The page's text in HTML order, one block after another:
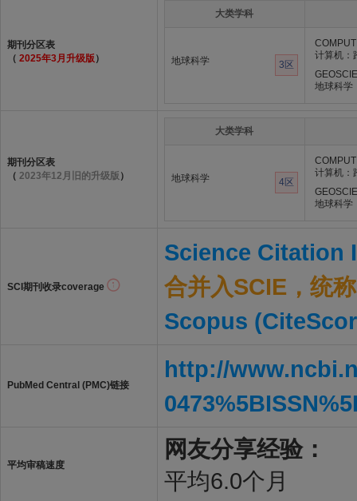
期刊分区表
（ 2025年3月升级版 ）
大类学科
地球科学 3区
计算机：
地球科学
期刊分区表
（ 2023年12月旧的升级版 ）
大类学科
地球科学 4区
计算机：
地球科学
SCI期刊收录coverage
Science Citation
合并入SCIE，统
Scopus
PubMed Central (PMC)链接
http://
平均审稿速度
网友分享经验：
平均6.0个月